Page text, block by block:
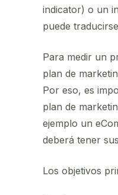
indicator) o un
puede
Para medir un
plan de
Por eso, es
plan de
ejemplo un
deberá tener
Los objetivos